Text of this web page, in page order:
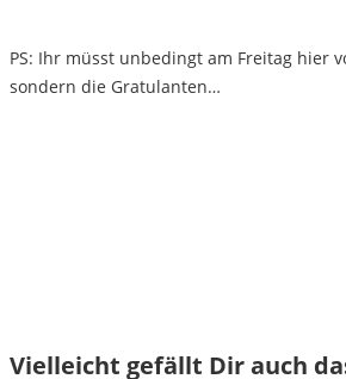
PS: Ihr müsst unbedingt am Freitag hier
sondern die Gratulanten…
Vielleicht gefällt Dir auch